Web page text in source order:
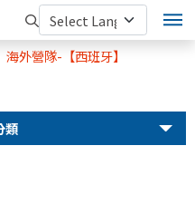
海外營隊-【西班牙】
類